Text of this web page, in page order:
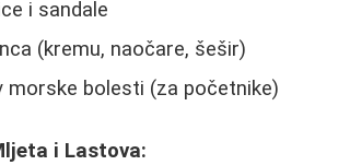
i sandale
(kremu, naočare, šešir)
morske bolesti (za početnike)
i Lastova: